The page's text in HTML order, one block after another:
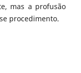
mas a profusão
procedimento.